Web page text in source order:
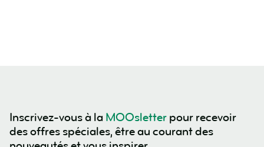
Inscrivez-vous à la MOOsletter pour recevoir
des offres spéciales, être au courant des